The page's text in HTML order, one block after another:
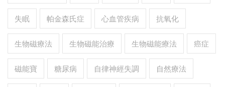
失眠 帕金森氏症 心血管疾病 抗氧化
生物磁療法 生物磁能治療 生物磁能療法 癌症
磁能寶 糖尿病 自律神經失調 自然療法